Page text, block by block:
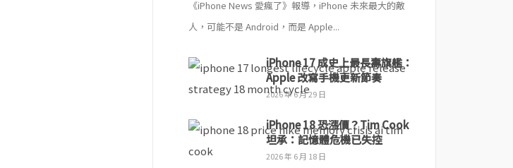
《iPhone News 愛瘋了》報導，iPhone 未來最大的敵
人，可能不是 Android，而是 Apple...
iPhone 17 成史上最長壽旗艦：
Apple 改寫手機更新節奏
2026 年 6 月 29 日
iPhone 18 恐漲價？Tim Cook
坦承：記憶體危機已失控
2026 年 6 月 18 日